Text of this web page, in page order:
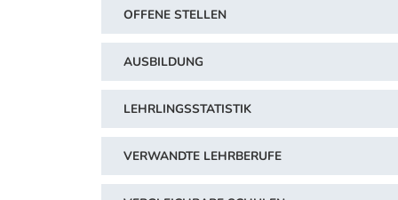
OFFENE STELLEN
AUSBILDUNG
LEHRLINGSSTATISTIK
VERWANDTE LEHRBERUFE